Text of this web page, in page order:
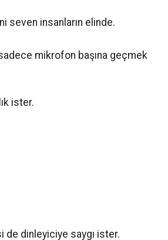
seven insanların elinde.
mikrofon başına geçmek
ister.
de dinleyiciye saygı ister.